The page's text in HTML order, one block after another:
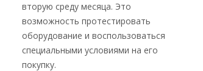
вторую среду месяца. Это
возможность протестировать
оборудование и воспользоваться
специальными условиями на его
покупку.